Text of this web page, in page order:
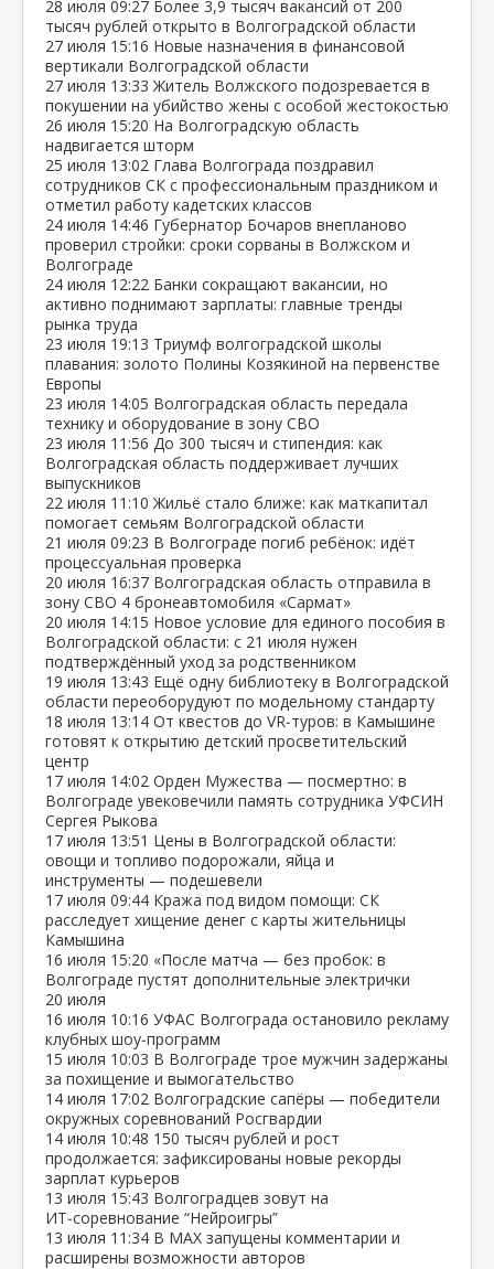
28 июля 09:27 Более 3,9 тысяч вакансий от 200
тысяч рублей открыто в Волгоградской области
27 июля 15:16 Новые назначения в финансовой
вертикали Волгоградской области
27 июля 13:33 Житель Волжского подозревается в
покушении на убийство жены с особой жестокостью
26 июля 15:20 На Волгоградскую область
надвигается шторм
25 июля 13:02 Глава Волгограда поздравил
сотрудников СК с профессиональным праздником и
отметил работу кадетских классов
24 июля 14:46 Губернатор Бочаров внепланово
проверил стройки: сроки сорваны в Волжском и
Волгограде
24 июля 12:22 Банки сокращают вакансии, но
активно поднимают зарплаты: главные тренды
рынка труда
23 июля 19:13 Триумф волгоградской школы
плавания: золото Полины Козякиной на первенстве
Европы
23 июля 14:05 Волгоградская область передала
технику и оборудование в зону СВО
23 июля 11:56 До 300 тысяч и стипендия: как
Волгоградская область поддерживает лучших
выпускников
22 июля 11:10 Жильё стало ближе: как маткапитал
помогает семьям Волгоградской области
21 июля 09:23 В Волгограде погиб ребёнок: идёт
процессуальная проверка
20 июля 16:37 Волгоградская область отправила в
зону СВО 4 бронеавтомобиля «Сармат»
20 июля 14:15 Новое условие для единого пособия в
Волгоградской области: с 21 июля нужен
подтверждённый уход за родственником
19 июля 13:43 Ещё одну библиотеку в Волгоградской
области переоборудуют по модельному стандарту
18 июля 13:14 От квестов до VR‑туров: в Камышине
готовят к открытию детский просветительский
центр
17 июля 14:02 Орден Мужества — посмертно: в
Волгограде увековечили память сотрудника УФСИН
Сергея Рыкова
17 июля 13:51 Цены в Волгоградской области:
овощи и топливо подорожали, яйца и
инструменты — подешевели
17 июля 09:44 Кража под видом помощи: СК
расследует хищение денег с карты жительницы
Камышина
16 июля 15:20 «После матча — без пробок: в
Волгограде пустят дополнительные электрички
20 июля
16 июля 10:16 УФАС Волгограда остановило рекламу
клубных шоу‑программ
15 июля 10:03 В Волгограде трое мужчин задержаны
за похищение и вымогательство
14 июля 17:02 Волгоградские сапёры — победители
окружных соревнований Росгвардии
14 июля 10:48 150 тысяч рублей и рост
продолжается: зафиксированы новые рекорды
зарплат курьеров
13 июля 15:43 Волгоградцев зовут на
ИТ‑соревнование “Нейроигры”
13 июля 11:34 В МАХ запущены комментарии и
расширены возможности авторов